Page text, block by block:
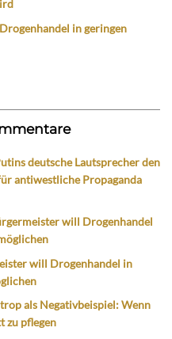
in geringen
deutsche Lautsprecher den
antiwestliche Propaganda
will Drogenhandel
will Drogenhandel in
als Negativbeispiel: Wenn
zu pflegen